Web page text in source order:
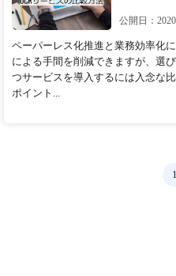
公開日：
ペーパーレス化推進と業務効率化
による手間を削減できますが、選
つサービスを導入するには入念な
ポイント...
1